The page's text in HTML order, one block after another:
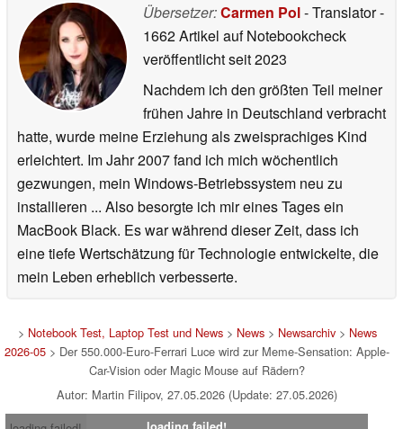
Übersetzer:Carmen Pol- Translator-
1662 Artikel auf Notebookcheck
veröffentlichtseit 2023
Nachdem ich den größten Teil meiner
frühen Jahre in Deutschland verbracht
hatte, wurde meine Erziehung als zweisprachiges Kind
erleichtert. Im Jahr 2007 fand ich mich wöchentlich
gezwungen, mein Windows-Betriebssystem neu zu
installieren ... Also besorgte ich mir eines Tages ein
MacBook Black. Es war während dieser Zeit, dass ich
eine tiefe Wertschätzung für Technologie entwickelte, die
mein Leben erheblich verbesserte.
> Notebook Test, Laptop Test und News> News> Newsarchiv> News
2026-05 > Der 550.000-Euro-Ferrari Luce wird zur Meme-Sensation: Apple-
Car-Vision oder Magic Mouse auf Rädern?
Autor: Martin Filipov, 27.05.2026 (Update: 27.05.2026)